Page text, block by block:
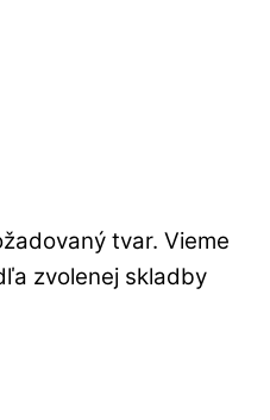
tvar. Vieme
zvolenej skladby